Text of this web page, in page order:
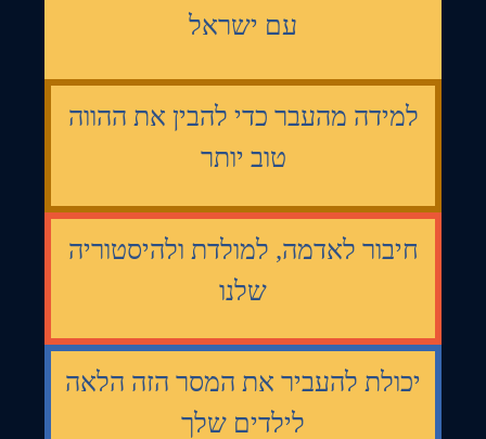
עם ישראל
למידה מהעבר כדי להבין את ההווה
טוב יותר
חיבור לאדמה, למולדת ולהיסטוריה
שלנו
יכולת להעביר את המסר הזה הלאה
לילדים שלך